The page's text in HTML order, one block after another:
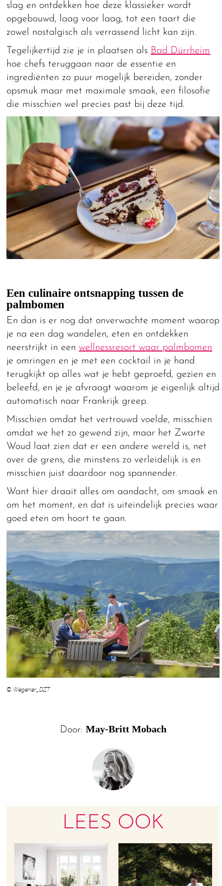
slag en ontdekken hoe deze klassieker wordt
opgebouwd, laag voor laag, tot een taart die
zowel nostalgisch als verrassend licht kan zijn.
Tegelijkertijd zie je in plaatsen als Bad Dürrheim
hoe chefs teruggaan naar de essentie en
ingrediënten zo puur mogelijk bereiden, zonder
opsmuk maar met maximale smaak, een filosofie
die misschien wel precies past bij deze tijd.
Een culinaire ontsnapping tussen de
palmbomen
En dan is er nog dat onverwachte moment waarop
je na een dag wandelen, eten en ontdekken
neerstrijkt in eenwellnessresort waar palmbomen
je omringen en je met een cocktail in je hand
terugkijkt op alles wat je hebt geproefd, gezien en
beleefd, en je je afvraagt waarom je eigenlijk altijd
automatisch naar Frankrijk greep.
Misschien omdat het vertrouwd voelde, misschien
omdat we het zo gewend zijn, maar het Zwarte
Woud laat zien dat er een andere wereld is, net
over de grens, die minstens zo verleidelijk is en
misschien juist daardoor nog spannender.
Want hier draait alles om aandacht, om smaak en
om het moment, en dat is uiteindelijk precies waar
goed eten om hoort te gaan.
© Wegener_DZT
Door: May-Britt Mobach
LEES OOK